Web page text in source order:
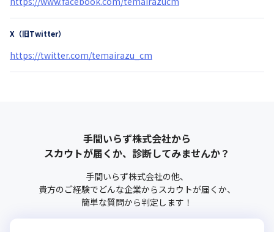
X（旧Twitter）
https://twitter.com/temairazu_cm
手間いらず株式会社から
スカウトが届くか、診断してみませんか？
手間いらず株式会社の他、
貴方のご経験でどんな企業からスカウトが届くか、
簡単な質問から判定します！